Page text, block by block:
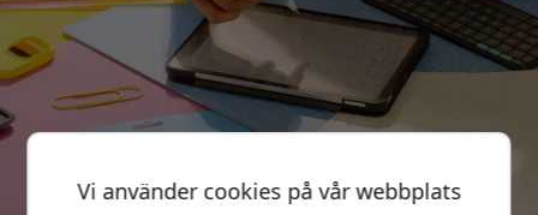
Vi använder cookies på vår webbplats